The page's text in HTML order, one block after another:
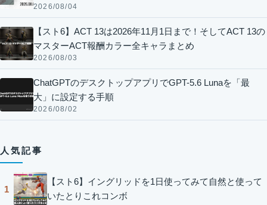
2026/08/04
【スト6】ACT 13は2026年11月1日まで！そしてACT 13の
マスターACT報酬カラー全キャラまとめ
2026/08/03
ChatGPTのデスクトップアプリでGPT-5.6 Lunaを「最
大」に設定する手順
2026/08/02
人気記事
1
【スト6】イングリッドを1日使ってみて自然と使って
いたとりこれコンボ